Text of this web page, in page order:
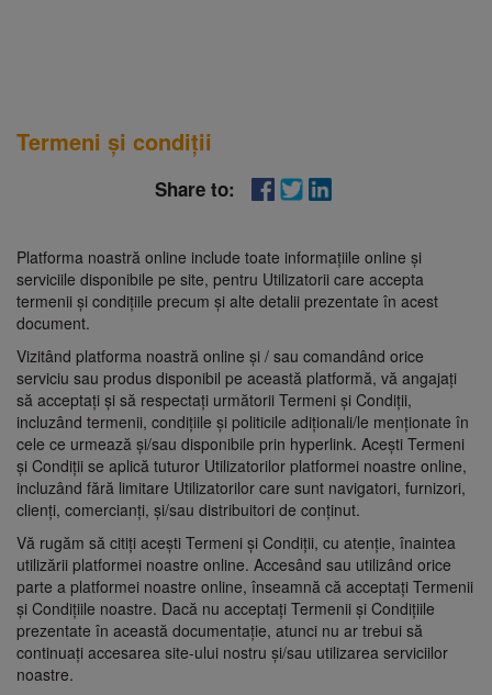
Termeni și condiții
Share to:
Platforma noastră online include toate informațiile online și
serviciile disponibile pe site, pentru Utilizatorii care accepta
termenii și condițiile precum și alte detalii prezentate în acest
document.
Vizitând platforma noastră online și / sau comandând orice
serviciu sau produs disponibil pe această platformă, vă angajați
să acceptați și să respectați următorii Termeni și Condiții,
incluzând termenii, condițiile și politicile adiționali/le menționate în
cele ce urmează și/sau disponibile prin hyperlink. Acești Termeni
și Condiții se aplică tuturor Utilizatorilor platformei noastre online,
incluzând fără limitare Utilizatorilor care sunt navigatori, furnizori,
clienți, comercianți, și/sau distribuitori de conținut.
Vă rugăm să citiți acești Termeni și Condiții, cu atenție, înaintea
utilizării platformei noastre online. Accesând sau utilizând orice
parte a platformei noastre online, înseamnă că acceptați Termenii
și Condițiile noastre. Dacă nu acceptați Termenii și Condițiile
prezentate în această documentație, atunci nu ar trebui să
continuați accesarea site-ului nostru și/sau utilizarea serviciilor
noastre.